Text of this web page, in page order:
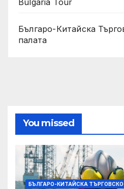
Bulgaria Tour
Българо-Китайска
палaта
You missed
БЪЛГАРО-КИТАЙСКА